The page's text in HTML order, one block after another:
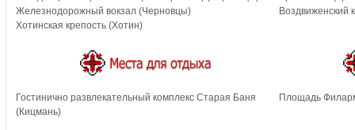
Железнодорожный вокзал (Черновцы)
Хотинская крепость (Хотин)
Воздвиженский
Гостинично развлекательный комплекс Старая Баня
(Кицмань)
Площадь